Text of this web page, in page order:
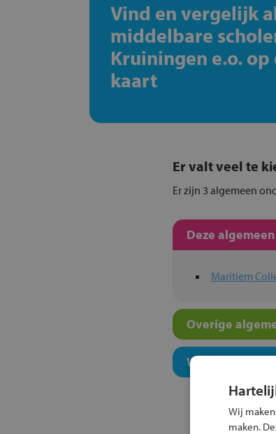
Vind en vergelijk
middelbare
Kruiningen e.o. op
kaart
Er valt veel te
Er zijn 3 algemeen
Deze
Maritiem
Overige
Welk niveau
Wij
maken.